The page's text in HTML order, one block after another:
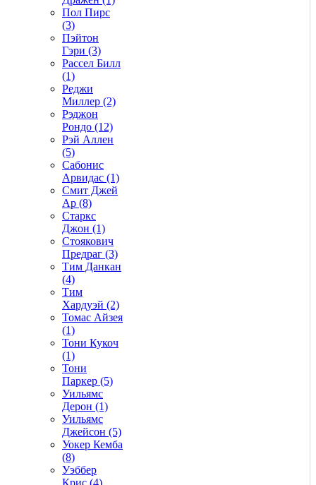
Пол Пирс
(3)
Пэйтон
Гэри (3)
Рассел Билл
(1)
Реджи
Миллер (2)
Рэджон
Рондо (12)
Рэй Аллен
(5)
Сабонис
Арвидас (1)
Смит Джей
Ар (8)
Старкс
Джон (1)
Стоякович
Предраг (3)
Тим Данкан
(4)
Тим
Хардуэй (2)
Томас Айзея
(1)
Тони Кукоч
(1)
Тони
Паркер (5)
Уильямс
Дерон (1)
Уильямс
Джейсон (5)
Уокер Кемба
(8)
Уэббер
Крис (4)